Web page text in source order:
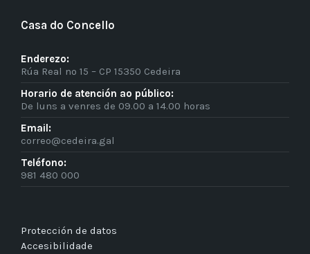
Casa do Concello
Enderezo:
Rúa Real nº 15 – CP 15350 Cedeira
Horario de atención ao público:
De luns a venres de 09.00 a 14.00 horas
Email:
correo@cedeira.gal
Teléfono:
981 480 000
Protección de datos
Accesibilidade